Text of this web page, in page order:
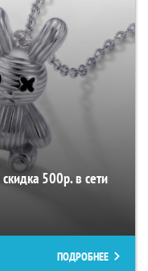
500р. в сети
ПОДРОБНЕЕ